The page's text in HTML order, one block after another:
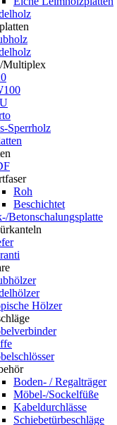
Multiplex
Sperrholz
Roh
Beschichtet
Betonschalungsplatte
Hölzer
Boden- / Regalträger
Möbel-/Sockelfüße
Kabeldurchlässe
Schiebetürbeschläge